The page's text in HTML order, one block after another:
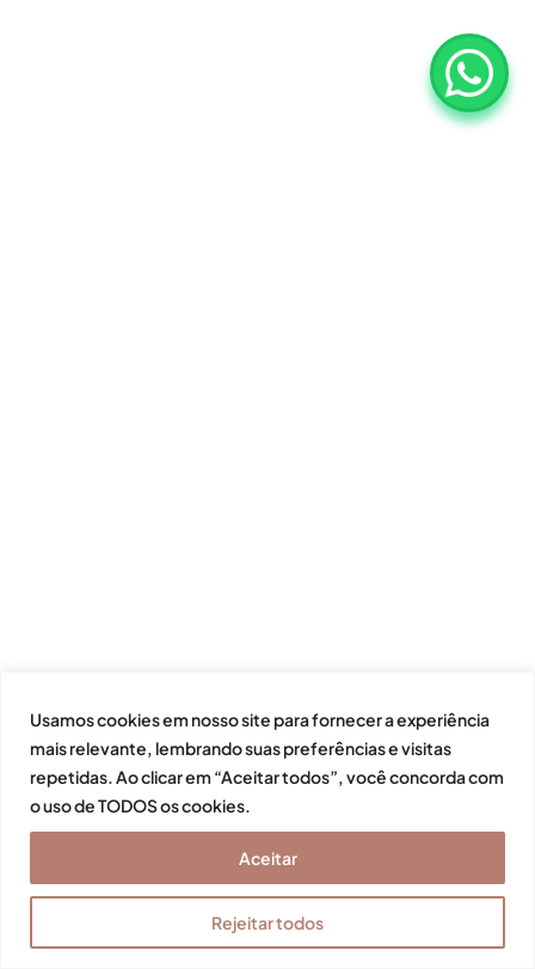
Usamos cookies em nosso site para fornecer a experiência
mais relevante, lembrando suas preferências e visitas
repetidas. Ao clicar em “Aceitar todos”, você concorda com
o uso de TODOS os cookies.
Rejeitar todos
Aceitar